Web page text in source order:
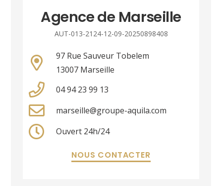
Agence de Marseille
AUT-013-2124-12-09-20250898408
97 Rue Sauveur Tobelem
13007 Marseille
04 94 23 99 13
marseille@groupe-aquila.com
Ouvert 24h/24
NOUS CONTACTER